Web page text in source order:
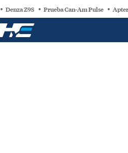
Denza Z9S Prueba Can-Am Pulse